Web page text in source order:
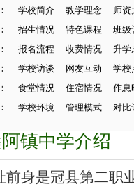
学校简介 教学理念 师资
招生情况 特色课程 班级
报名流程 收费情况 升学
学校访谈 网友互动 学校
食堂情况 住宿情况 作息
学校环境 管理模式 对比
镇中学介绍
前身是冠县第二职